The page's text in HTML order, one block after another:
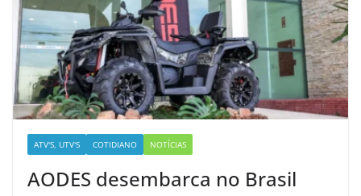
ATV'S, UTV'S COTIDIANO NOTÍCIAS
AODES desembarca no Brasil